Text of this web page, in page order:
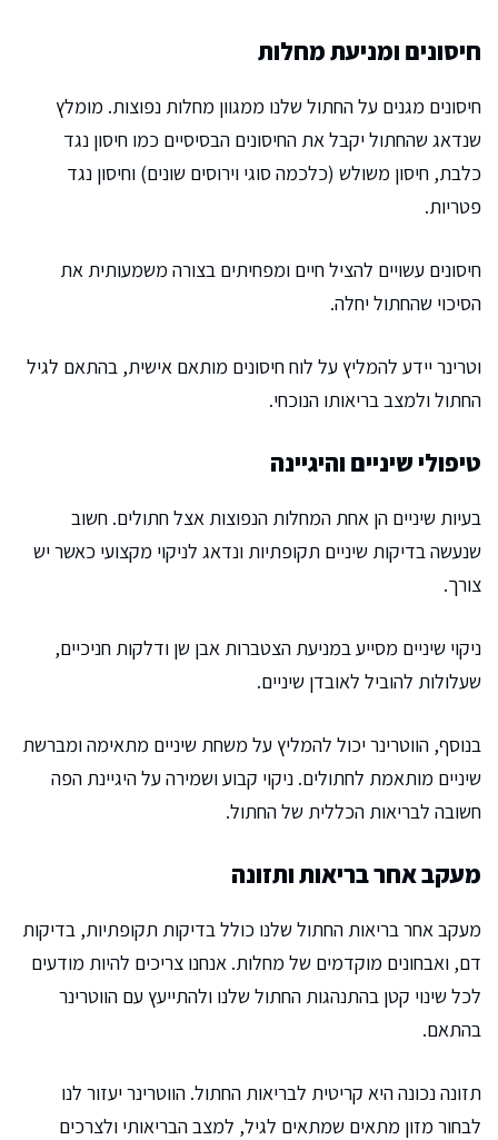
חיסונים ומניעת מחלות
חיסונים מגנים על החתול שלנו ממגוון מחלות נפוצות. מומלץ
שנדאג שהחתול יקבל את החיסונים הבסיסיים כמו חיסון נגד
כלבת, חיסון משולש (כלכמה סוגי וירוסים שונים) וחיסון נגד
פטריות.
חיסונים עשויים להציל חיים ומפחיתים בצורה משמעותית את
הסיכוי שהחתול יחלה.
וטרינר יידע להמליץ על לוח חיסונים מותאם אישית, בהתאם לגיל
החתול ולמצב בריאותו הנוכחי.
טיפולי שיניים והיגיינה
בעיות שיניים הן אחת המחלות הנפוצות אצל חתולים. חשוב
שנעשה בדיקות שיניים תקופתיות ונדאג לניקוי מקצועי כאשר יש
צורך.
ניקוי שיניים מסייע במניעת הצטברות אבן שן ודלקות חניכיים,
שעלולות להוביל לאובדן שיניים.
בנוסף, הווטרינר יכול להמליץ על משחת שיניים מתאימה ומברשת
שיניים מותאמת לחתולים. ניקוי קבוע ושמירה על היגיינת הפה
חשובה לבריאות הכללית של החתול.
מעקב אחר בריאות ותזונה
מעקב אחר בריאות החתול שלנו כולל בדיקות תקופתיות, בדיקות
דם, ואבחונים מוקדמים של מחלות. אנחנו צריכים להיות מודעים
לכל שינוי קטן בהתנהגות החתול שלנו ולהתייעץ עם הווטרינר
בהתאם.
תזונה נכונה היא קריטית לבריאות החתול. הווטרינר יעזור לנו
לבחור מזון מתאים שמתאים לגיל, למצב הבריאותי ולצרכים